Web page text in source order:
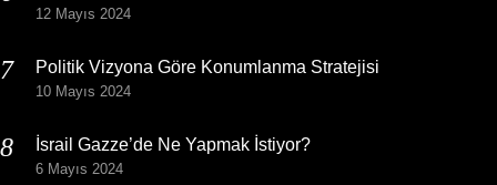
12 Mayıs 2024
Politik Vizyona Göre Konumlanma Stratejisi
10 Mayıs 2024
İsrail Gazze’de Ne Yapmak İstiyor?
6 Mayıs 2024